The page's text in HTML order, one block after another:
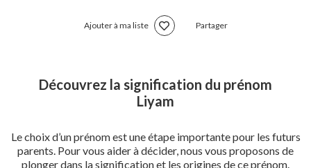
Ajouter à ma liste Partager
Découvrez la signification du prénom
Liyam
Le choix d’un prénom est une étape importante pour les futurs
parents. Pour vous aider à décider, nous vous proposons de
plonger dans la signification et les origines de ce prénom.